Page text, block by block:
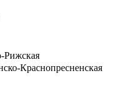
Рижская
Краснопресненская